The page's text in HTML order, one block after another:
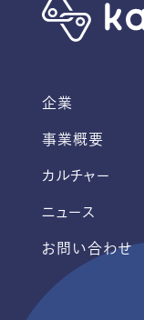
企業
事業概要
カルチャー
ニュース
お問い合わせ